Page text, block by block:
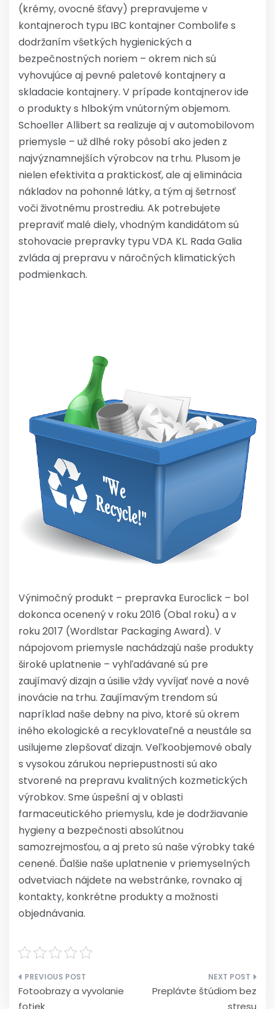
(krémy, ovocné šťavy) prepravujeme v
kontajneroch typu IBC kontajner Combolife s
dodržaním všetkých hygienických a
bezpečnostných noriem – okrem nich sú
vyhovujúce aj pevné paletové kontajnery a
skladacie kontajnery. V prípade kontajnerov ide
o produkty s hlbokým vnútorným objemom.
Schoeller Allibert sa realizuje aj v automobilovom
priemysle – už dlhé roky pôsobí ako jeden z
najvýznamnejších výrobcov na trhu. Plusom je
nielen efektivita a praktickosť, ale aj eliminácia
nákladov na pohonné látky, a tým aj šetrnosť
voči životnému prostrediu. Ak potrebujete
prepraviť malé diely, vhodným kandidátom sú
stohovacie prepravky typu VDA KL. Rada Galia
zvláda aj prepravu v náročných klimatických
podmienkach.
Výnimočný produkt – prepravka Euroclick – bol
dokonca ocenený v roku 2016 (Obal roku) a v
roku 2017 (Wordlstar Packaging Award). V
nápojovom priemysle nachádzajú naše produkty
široké uplatnenie – vyhľadávané sú pre
zaujímavý dizajn a úsilie vždy vyvíjať nové a nové
inovácie na trhu. Zaujímavým trendom sú
napríklad naše debny na pivo, ktoré sú okrem
iného ekologické a recyklovateľné a neustále sa
usilujeme zlepšovať dizajn. Veľkoobjemové obaly
s vysokou zárukou nepriepustnosti sú ako
stvorené na prepravu kvalitných kozmetických
výrobkov. Sme úspešní aj v oblasti
farmaceutického priemyslu, kde je dodržiavanie
hygieny a bezpečnosti absolútnou
samozrejmosťou, a aj preto sú naše výrobky také
cenené. Ďalšie naše uplatnenie v priemyselných
odvetviach nájdete na webstránke, rovnako aj
kontakty, konkrétne produkty a možnosti
objednávania.
Navigácia
v
Fotoobrazy a vyvolanie
fotiek
Preplávte štúdiom bez
stresu